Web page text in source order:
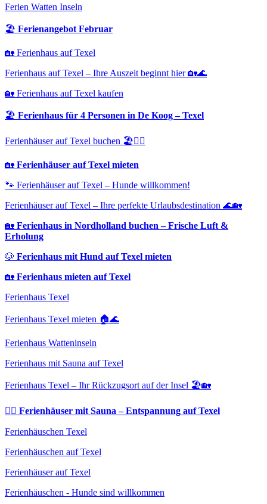
Ferien Watten Inseln
🏖️ Ferienangebot Februar
🏡 Ferienhaus auf Texel
Ferienhaus auf Texel – Ihre Auszeit beginnt hier 🏡🌊
🏡 Ferienhaus auf Texel kaufen
🏖️ Ferienhaus für 4 Personen in De Koog – Texel
Ferienhäuser auf Texel buchen 🏖️🐕‍🦺
🏡 Ferienhäuser auf Texel mieten
🐾 Ferienhäuser auf Texel – Hunde willkommen!
Ferienhäuser auf Texel – Ihre perfekte Urlaubsdestination 🌊🏡
🏡 Ferienhaus in Nordholland buchen – Frische Luft &
Erholung
🐶 Ferienhaus mit Hund auf Texel mieten
🏡 Ferienhaus mieten auf Texel
Ferienhaus Texel
Ferienhaus Texel mieten 🏠🌊
Ferienhaus Watteninseln
Ferienhaus mit Sauna auf Texel
Ferienhaus Texel – Ihr Rückzugsort auf der Insel 🏖️🏡
🧖‍♀️ Ferienhäuser mit Sauna – Entspannung auf Texel
Ferienhäuschen Texel
Ferienhäuschen auf Texel
Ferienhäuser auf Texel
Ferienhäuschen - Hunde sind willkommen